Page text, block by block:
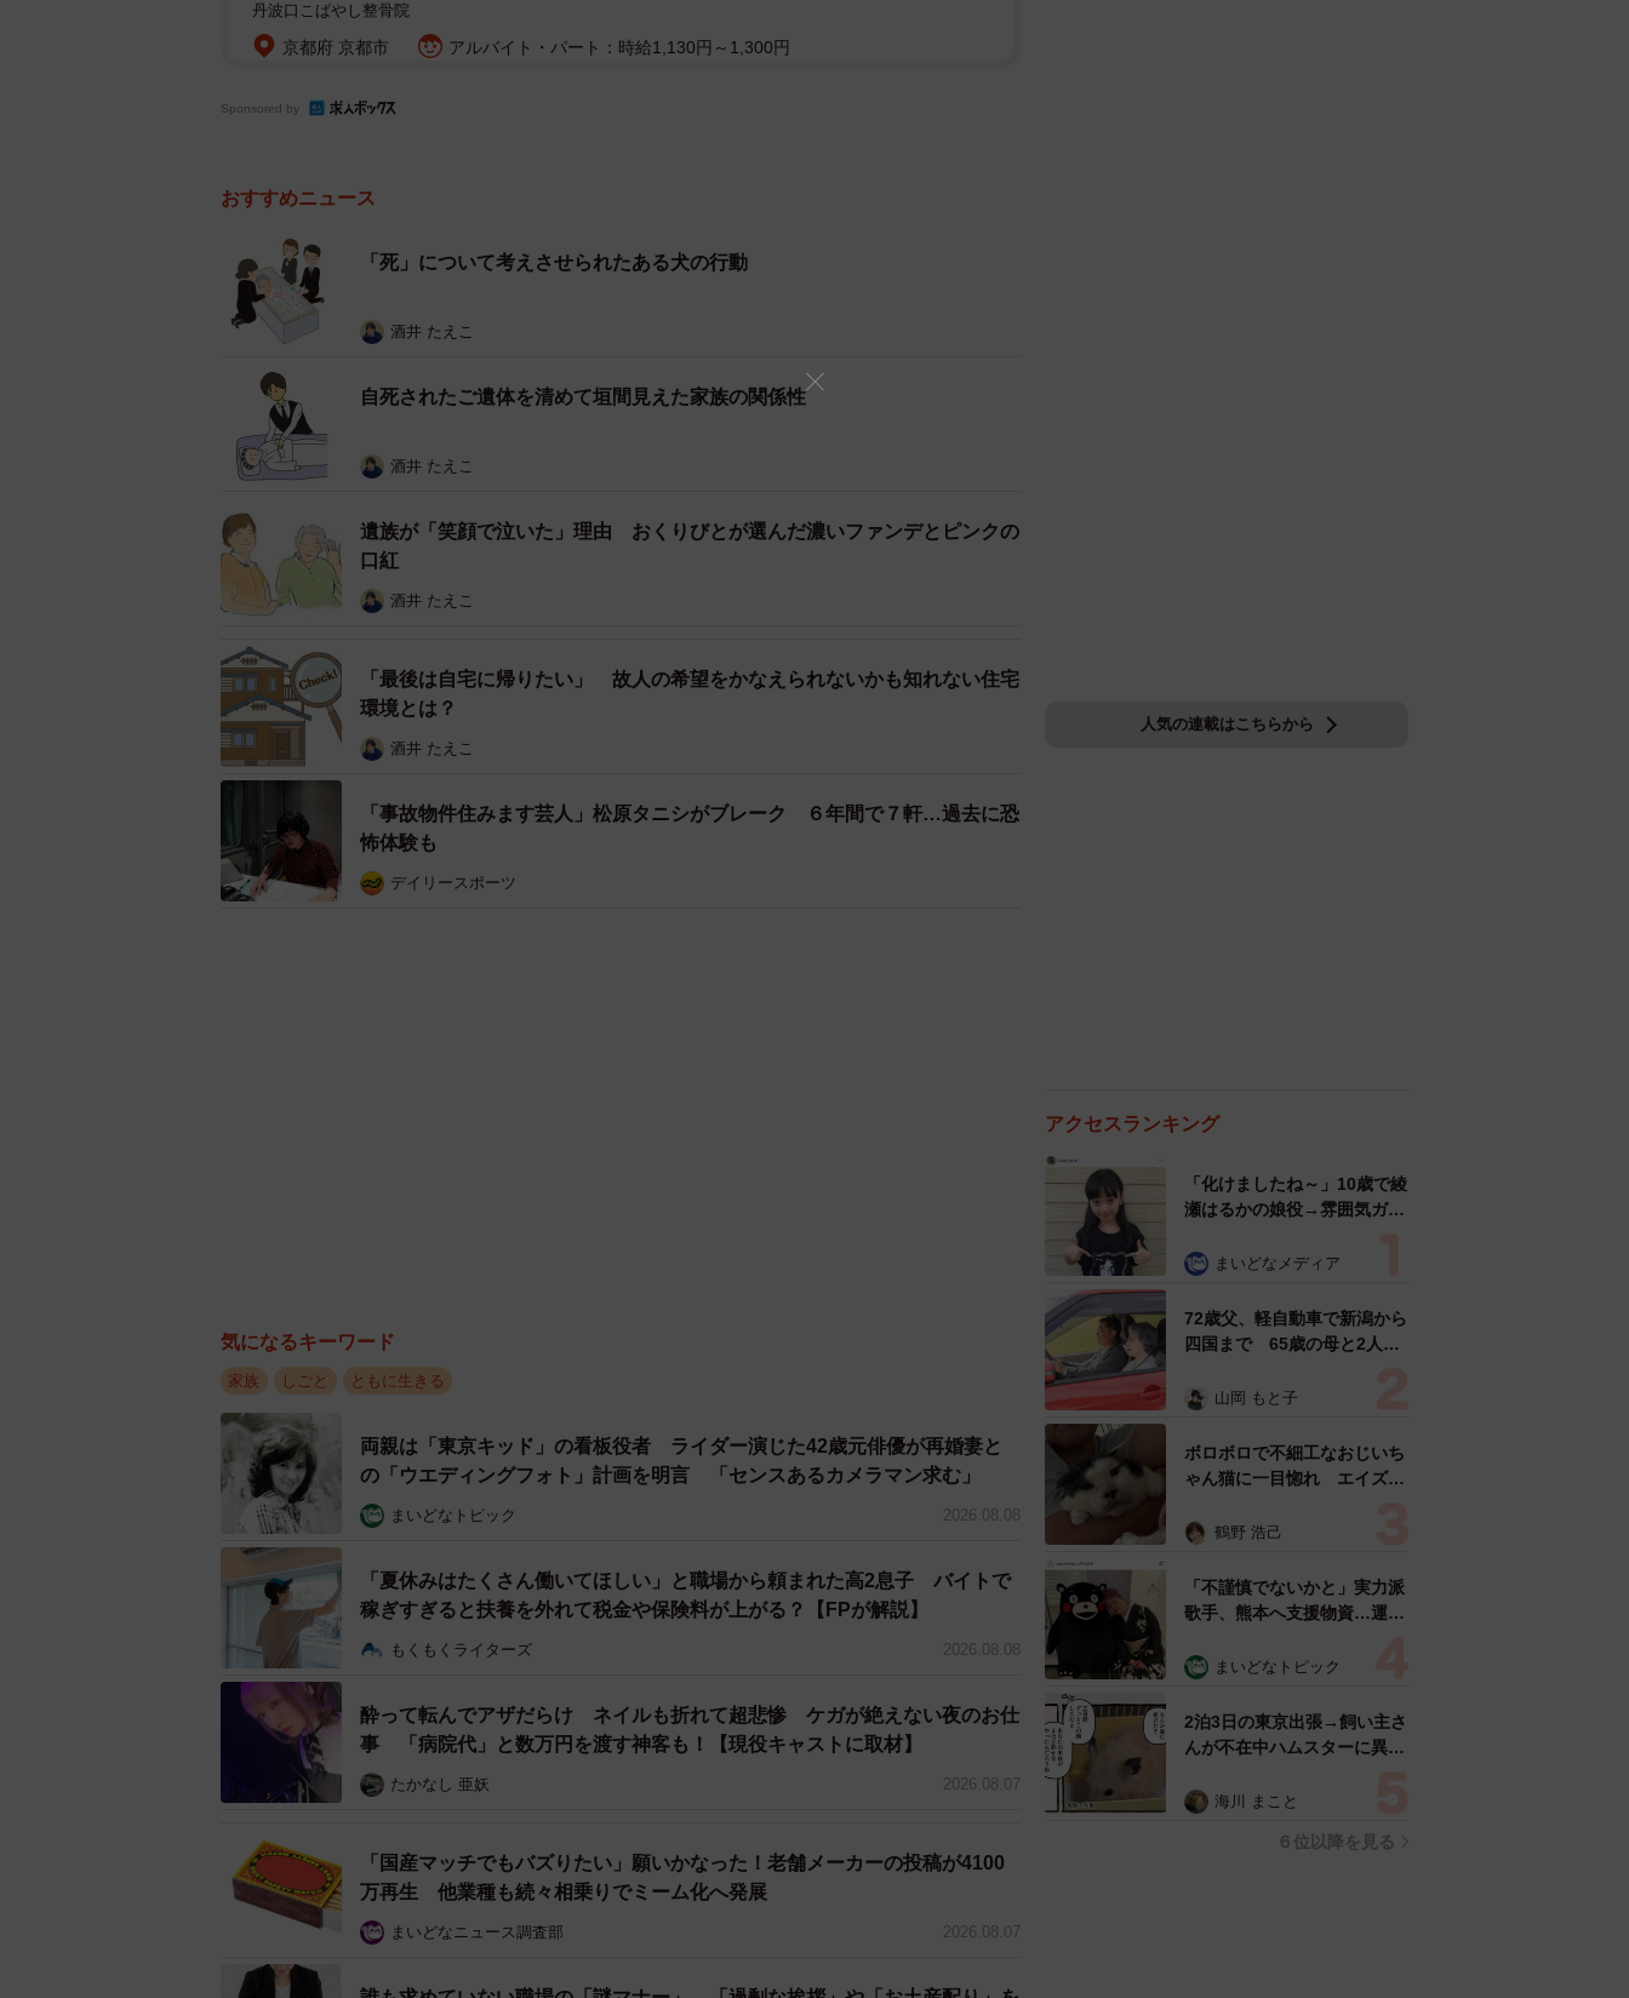
作業は約15分~20分。看護師さんが行っていますが、エンゼルケアは診療報酬点数がつかな
いので、病院側がサービスとして行っています。
も、故人の口や鼻などの体液が出る部分に綿花を詰め、出ないように止める作業をするから
です。この時、病院でのエンゼルケアが丁寧でないと、綿花を少ししか使用していないこと
によって体液がにじみ出ています。
一方、丁寧にケアされている場合は、体液のもれはなく、体臭も少なくてご遺体がきれいで
す。
うに、病院側の本心が見えるということ。
亡くなった人に処置をどのようにしても、遺族にはわかりませんが、わからないところを丁
寧にやるかやらないかで、人が亡くなった瞬間も人を大切に思うことができたかという姿勢
自分の家族が病院で亡くなったとき、心を込めた処置をしてくださったら、家族を亡くした
悲しみが少し和らぐのではないでしょうか。故人が愛情をもらいながら亡くなることができ
3/3
ちなみに湯灌師は、エンゼルケアの施された故人に「お見送りするためのケア」を行いま
す。印象の良いお顔になるよう、こけた頬を膨らませたり、半眼だった目を閉じたり。これ
らには、悲しみにくれる遺族にそっと寄り添う「グリーフケア」の意味合いもあります。最
後の顔を整えることは、故人のためにも遺族のためにも、大切なものだと思います。
丹波口こばやし整骨院
京都府 京都市 アルバイト・パート：時給1,130円～1,300円
Sponsored by
おすすめニュース
「死」について考えさせられたある犬の行動
酒井 たえこ
自死されたご遺体を清めて垣間見えた家族の関係性
酒井 たえこ
遺族が「笑顔で泣いた」理由 おくりびとが選んだ濃いファンデとピンクの
口紅
酒井 たえこ
「最後は自宅に帰りたい」 故人の希望をかなえられないかも知れない住宅
環境とは？
酒井 たえこ
「事故物件住みます芸人」松原タニシがブレーク ６年間で７軒…過去に恐
怖体験も
デイリースポーツ
気になるキーワード
家族 しごと ともに生きる
両親は「東京キッド」の看板役者 ライダー演じた42歳元俳優が再婚妻と
の「ウエディングフォト」計画を明言 「センスあるカメラマン求む」
まいどなトピック 2026.08.08
「夏休みはたくさん働いてほしい」と職場から頼まれた高2息子 バイトで
稼ぎすぎると扶養を外れて税金や保険料が上がる？【FPが解説】
もくもくライターズ 2026.08.08
酔って転んでアザだらけ ネイルも折れて超悲惨 ケガが絶えない夜のお仕
事 「病院代」と数万円を渡す神客も！【現役キャストに取材】
たかなし 亜妖 2026.08.07
「国産マッチでもバズりたい」願いかなった！老舗メーカーの投稿が4100
万再生 他業種も続々相乗りでミーム化へ発展
まいどなニュース調査部 2026.08.07
人気の連載はこちらから
アクセスランキング
「化けましたね～」10歳で綾
瀬はるかの娘役→雰囲気ガラ
雰囲気が」「宝塚に入れそ
まいどなメディア
72歳父、軽自動車で新潟から
四国まで 65歳の母と2人で
憩まで分刻み… 「大学生で
山岡 もと子
ボロボロで不細工なおじいち
ゃん猫に一目惚れ エイズだ
暮らすと「おじ猫」だって可
鶴野 浩己
「不謹慎でないかと」実力派
歌手、熊本へ支援物資…運搬
めらい 「痛いほど伝わる」
まいどなトピック
2泊3日の東京出張→飼い主さ
んが不在中ハムスターに異
「急に老けた？」【漫画】
海川 まこと
６位以降を見る